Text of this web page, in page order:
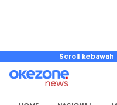
Scroll